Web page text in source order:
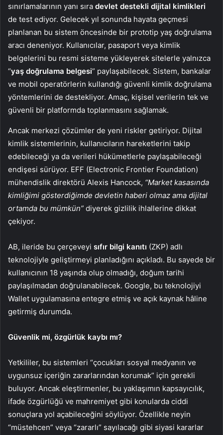
sınırlamalarının yanı sıra devlet destekli dijital kimlikleri
de test ediyor. Gelecek yıl sonunda hayata geçmesi
planlanan bu sistem öncesinde bir prototip yaş doğrulama
aracı deneniyor. Kullanıcılar, pasaport veya kimlik
belgelerini bu resmi sisteme yükleyerek sitelerle yalnızca
“yaş doğrulama belgesi” paylaşabilecek. Sistem, bankalar
ve mobil operatörlerin kullandığı güvenli kimlik doğrulama
yöntemlerini de destekliyor. Amaç, kişisel verilerin tek ve
güvenli bir platformda toplanmasını sağlamak.
Ancak merkezi çözümler de yeni riskler getiriyor. Dijital
kimlik sistemlerinin, kullanıcıların hareketlerini takip
edebileceği ya da verileri hükümetlerle paylaşabileceği
endişesi sürüyor. EFF (Electronic Frontier Foundation)
mühendislik direktörü Alexis Hancock, “Market kasasında
kimliğimi gösterdiğimde devletin haberi olmaz ama dijital
ortamda bu mümkün” diyerek gizlilik ihlallerine dikkat
çekiyor.
AB, ileride bu çerçeveyi sıfır bilgi kanıtı (ZKP) adlı
teknolojiyle geliştirmeyi planladığını açıkladı. Bu sayede bir
kullanıcının 18 yaşında olup olmadığı, doğum tarihi
paylaşılmadan doğrulanabilecek. Google, bu teknolojiyi
Wallet uygulamasına entegre etmiş ve açık kaynak hâline
getirmiş durumda.
Güvenlik mi, özgürlük kaybı mı?
Yetkililer, bu sistemleri “çocukları sosyal medyanın ve
uygunsuz içeriğin zararlarından korumak” için gerekli
buluyor. Ancak eleştirmenler, bu yaklaşımın kapsayıcılık,
ifade özgürlüğü ve mahremiyet gibi konularda ciddi
sonuçlara yol açabileceğini söylüyor. Özellikle neyin
“müstehcen” veya “zararlı” sayılacağı gibi siyasi kararlar